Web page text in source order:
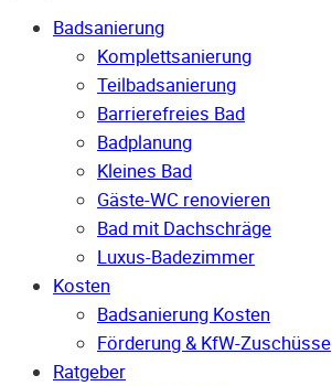
Badsanierung
Komplettsanierung
Teilbadsanierung
Barrierefreies Bad
Badplanung
Kleines Bad
Gäste-WC renovieren
Bad mit Dachschräge
Luxus-Badezimmer
Kosten
Badsanierung Kosten
Förderung & KfW-Zuschüsse
Ratgeber